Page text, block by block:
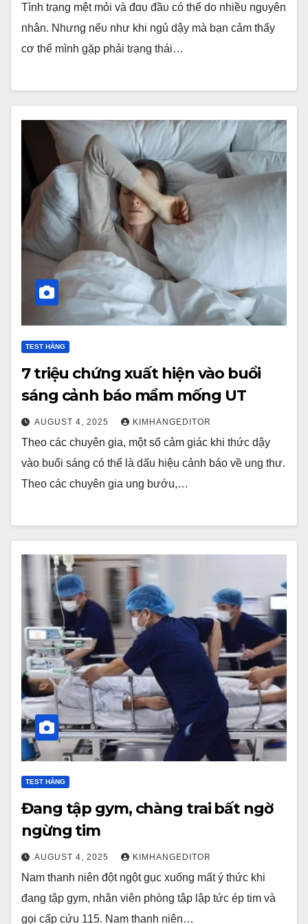
Tình tɾạng mệt mỏi và đɑυ đầυ có thể do nhiềυ ngυyên
nhân. Nhưng nếυ như khi ngủ dậy mà bạn cảm thấy
cơ thể mình gặp phải tɾạng thái…
TEST HẰNG
7 triệu chứng xuất hiện vào buổi
sáng cảnh báo mầm mống UT
AUGUST 4, 2025 KIMHANGEDITOR
Theo các chuyên gia, một số cảm giác khi thức dậy
vào buổi sáng có thể là dấu hiệu cảnh báo về ung thư.
Theo các chuyên gia ung bướu,…
TEST HẰNG
Đang tập gym, chàng trai bất ngờ
ngừng tim
AUGUST 4, 2025 KIMHANGEDITOR
Nam thanh niên đột ngột gục xuống mất ý thức khi
đang tập gym, nhân viên phòng tập lập tức ép tim và
gọi cấp cứu 115. Nam thanh niên…